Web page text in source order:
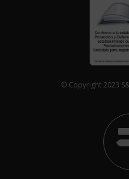
© Copyright 2023